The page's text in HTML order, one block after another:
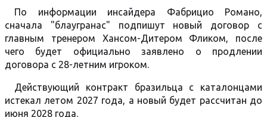
По информации инсайдера Фабрицио Романо,
сначала "блаугранас" подпишут новый договор с
главным тренером Хансом-Дитером Фликом, после
чего будет официально заявлено о продлении
договора с 28-летним игроком.
Действующий контракт бразильца с каталонцами
истекал летом 2027 года, а новый будет рассчитан до
июня 2028 года.